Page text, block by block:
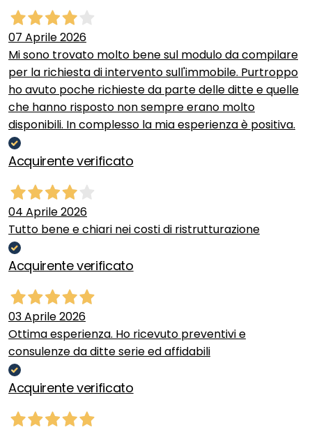
07 Aprile 2026
Mi sono trovato molto bene sul modulo da compilare
per la richiesta di intervento sull'immobile. Purtroppo
ho avuto poche richieste da parte delle ditte e quelle
che hanno risposto non sempre erano molto
disponibili. In complesso la mia esperienza è positiva.
Acquirente verificato
04 Aprile 2026
Tutto bene e chiari nei costi di ristrutturazione
Acquirente verificato
03 Aprile 2026
Ottima esperienza. Ho ricevuto preventivi e
consulenze da ditte serie ed affidabili
Acquirente verificato